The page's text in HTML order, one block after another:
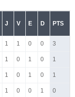
J V E D PTS
1 1 0 0 3
1 0 1 0 1
1 0 1 0 1
1 0 0 1 0